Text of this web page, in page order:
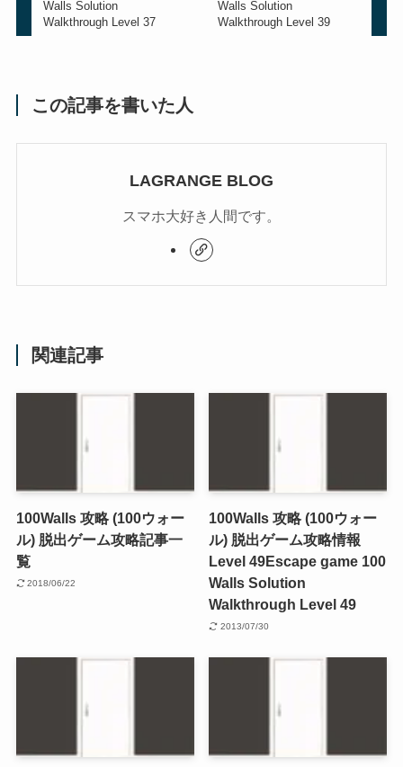
Walls Solution
Walkthrough Level 37
Walls Solution
Walkthrough Level 39
この記事を書いた人
LAGRANGE BLOG
スマホ大好き人間です。
関連記事
100Walls 攻略 (100ウォー
ル) 脱出ゲーム攻略記事一
覧
2018/06/22
100Walls 攻略 (100ウォー
ル) 脱出ゲーム攻略情報
Level 49Escape game 100
Walls Solution
Walkthrough Level 49
2013/07/30